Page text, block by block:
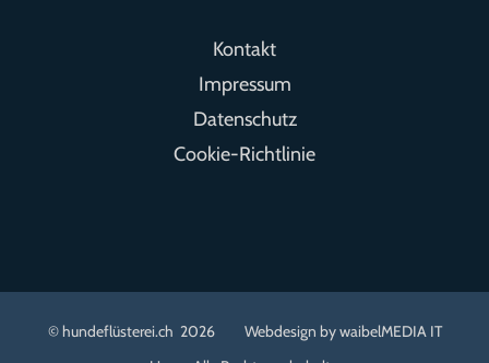
Kontakt
Impressum
Datenschutz
Cookie-Richtlinie
© hundeflüsterei.ch 2026 Webdesign bywaibelMEDIA IT